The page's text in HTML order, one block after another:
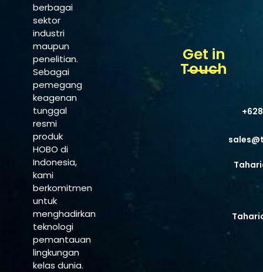
berbagai
sektor
industri
maupun
penelitian.
Sebagai
pemegang
keagenan
tunggal
resmi
produk
HOBO di
Indonesia,
kami
berkomitmen
untuk
menghadirkan
teknologi
pemantauan
lingkungan
kelas dunia.
Get in
Touch